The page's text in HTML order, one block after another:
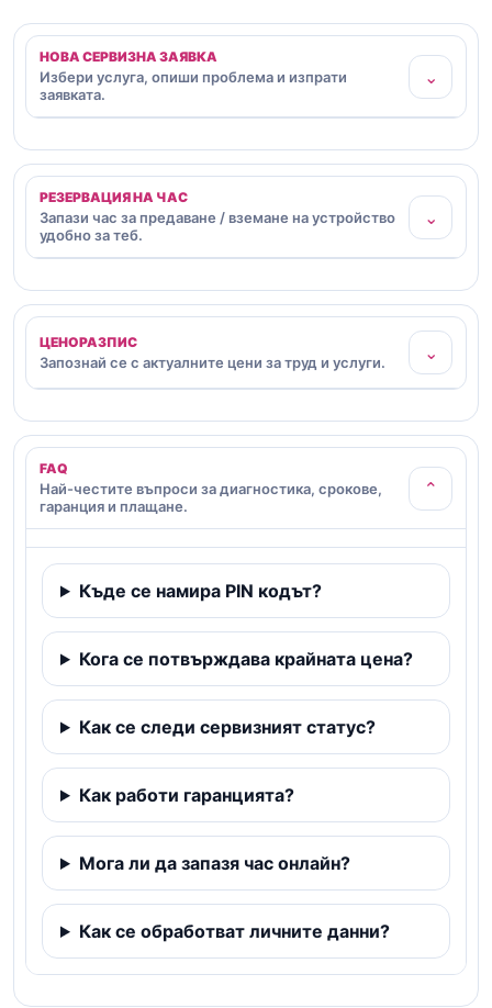
НОВА СЕРВИЗНА ЗАЯВКА
Избери услуга, опиши проблема и изпрати
заявката.
⌄
РЕЗЕРВАЦИЯ НА ЧАС
Запази час за предаване / вземане на устройство
удобно за теб.
⌄
ЦЕНОРАЗПИС
Запознай се с актуалните цени за труд и услуги. ⌄
FAQ
Най-честите въпроси за диагностика, срокове,
гаранция и плащане.
⌄
Къде се намира PIN кодът?
Кога се потвърждава крайната цена?
Как се следи сервизният статус?
Как работи гаранцията?
Мога ли да запазя час онлайн?
Как се обработват личните данни?